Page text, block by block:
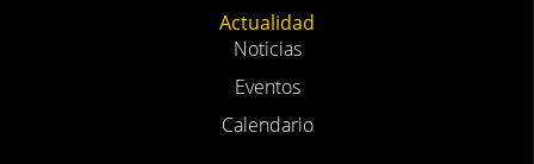
Actualidad
Noticias
Eventos
Calendario